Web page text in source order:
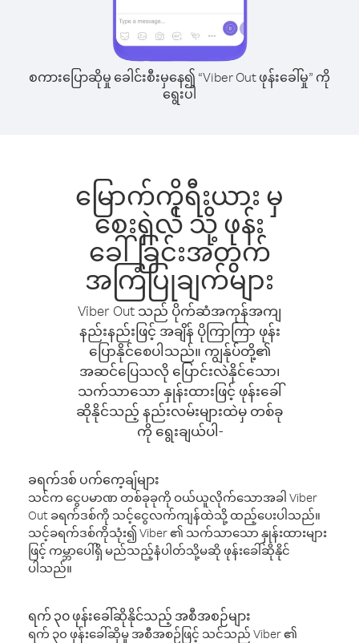
စကားပြောဆိုမှု ခေါင်းစီးမှနေ၍ “Viber Out ဖုန်းခေါ်မှု” ကို
ရွေးပါ
မြောက်ကိုရီးယား မှ
စေးရှဲလ် သို့ ဖုန်း
ခေါ်ခြင်းအတွက်
အကြံပြုချက်များ
Viber Out သည် ပိုက်ဆံအကုန်အကျ
နည်းနည်းဖြင့် အချိန် ပိုကြာကြာ ဖုန်း
ပြောနိုင်စေပါသည်။ ကျွန်ုပ်တို့၏
အဆင်ပြေသလို ပြောင်းလဲနိုင်သော၊
သက်သာသော နှုန်းထားဖြင့် ဖုန်းခေါ်
ဆိုနိုင်သည့် နည်းလမ်းများထဲမှ တစ်ခု
ကို ရွေးချယ်ပါ-
ခရက်ဒစ် ပက်ကေ့ချ်များ
သင်က ငွေပမာဏ တစ်ခုခုကို ဝယ်ယူလိုက်သောအခါ Viber
Out ခရက်ဒစ်ကို သင့်ငွေလက်ကျန်ထဲသို့ ထည့်ပေးပါသည်။
သင့်ခရက်ဒစ်ကိုသုံး၍ Viber ၏ သက်သာသော နှုန်းထားများ
ဖြင့် ကမ္ဘာပေါ်ရှိ မည်သည့်နံပါတ်သို့မဆို ဖုန်းခေါ်ဆိုနိုင်
ပါသည်။
ရက် ၃၀ ဖုန်းခေါ်ဆိုနိုင်သည့် အစီအစဉ်များ
ရက် ၃၀ ဖုန်းခေါ်ဆိုမှု အစီအစဉ်ဖြင့် သင်သည် Viber ၏